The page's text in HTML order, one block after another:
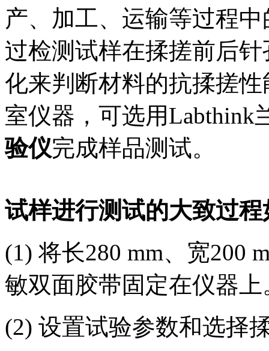
产、加工、运输等过程
过检测试样在揉搓前后
化来判断材料的抗揉搓
室仪器，可选用Labthink
验仪完成样品测试。
试样进行测试的大致过程
(1) 将长280 mm、宽200
敏双面胶带固定在仪器上
(2) 设置试验参数和选择